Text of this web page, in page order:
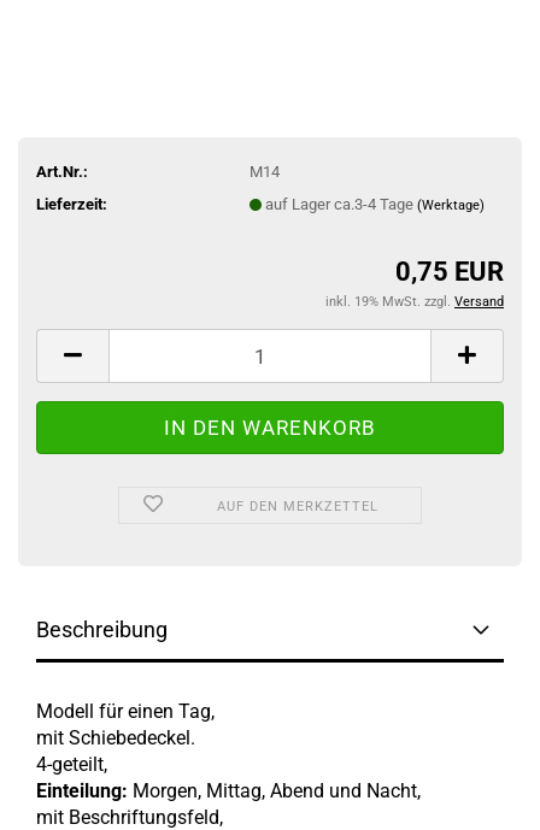
Art.Nr.:
M14
Lieferzeit:
auf Lager ca.3-4 Tage (Werktage)
0,75 EUR
inkl. 19% MwSt. zzgl. Versand
AUF DEN MERKZETTEL
Beschreibung
Modell für einen Tag,
mit Schiebedeckel.
4-geteilt,
Einteilung: Morgen, Mittag, Abend und Nacht,
mit Beschriftungsfeld,